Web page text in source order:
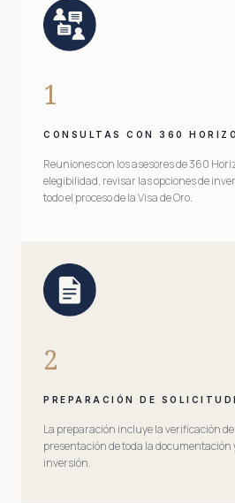
1
CONSULTAS CON 360
Reuniones con los asesores de 360
elegibilidad, revisar las opciones de
todo el proceso de la Visa de Oro.
2
PREPARACIÓN DE
La preparación incluye la verificación
presentación de toda la documentación
inversión.